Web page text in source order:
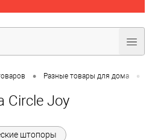
• Разные товары для дома •
Circle Joy
штопоры